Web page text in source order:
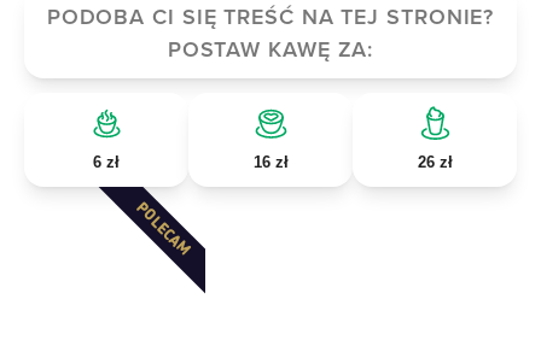
PODOBA CI SIĘ TREŚĆ NA TEJ STRONIE?
POSTAW KAWĘ ZA:
6 zł 16 zł 26 zł
POLECAM